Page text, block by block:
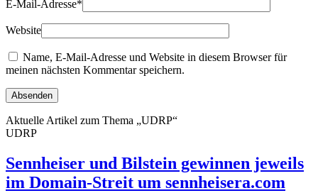
E-Mail-Adresse*
Website
Name, E-Mail-Adresse und Website in diesem Browser für
meinen nächsten Kommentar speichern.
Aktuelle Artikel zum Thema „UDRP“
UDRP
Sennheiser und Bilstein gewinnen jeweils
im Domain-Streit um sennheisera.com